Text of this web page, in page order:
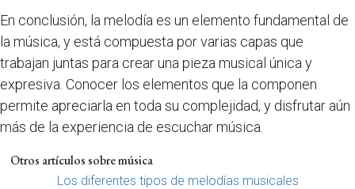
En conclusión, la melodía es un elemento fundamental de
la música, y está compuesta por varias capas que
trabajan juntas para crear una pieza musical única y
expresiva. Conocer los elementos que la componen
permite apreciarla en toda su complejidad, y disfrutar aún
más de la experiencia de escuchar música.
Otros artículos sobre música
Los diferentes tipos de melodías musicales